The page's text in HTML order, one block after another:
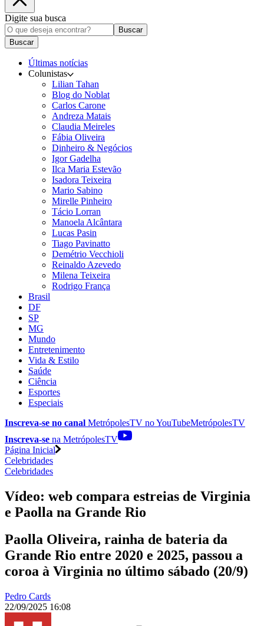
Digite sua busca
Buscar
Buscar
Últimas notícias
Colunistas
Lilian Tahan
Blog do Noblat
Carlos Carone
Andreza Matais
Claudia Meireles
Fábia Oliveira
Dinheiro & Negócios
Igor Gadelha
Ilca Maria Estevão
Isadora Teixeira
Mario Sabino
Mirelle Pinheiro
Tácio Lorran
Manoela Alcântara
Lucas Pasin
Tiago Pavinatto
Demétrio Vecchioli
Reinaldo Azevedo
Milena Teixeira
Rodrigo França
Brasil
DF
SP
MG
Mundo
Entretenimento
Vida & Estilo
Saúde
Ciência
Esportes
Especiais
Inscreva-se no canal MetrópolesTV noYouTubeMetrópolesTV
Inscreva-se na MetrópolesTV
Página Inicial
Celebridades
Celebridades
Vídeo: web compara estreias de Virginia
e Paolla na Grande Rio
Paolla Oliveira, rainha de bateria da
Grande Rio entre 2020 e 2025, passou a
coroa à Virginia no último sábado (20/9)
Pedro Cards
22/09/2025 16:08